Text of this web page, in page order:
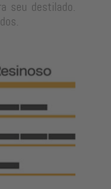
seu destilado.